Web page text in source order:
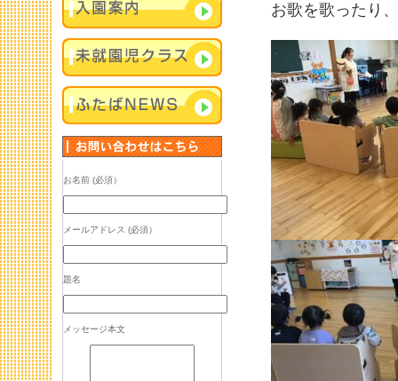
お歌を歌ったり
お名前 (必須）
メールアドレス (必須）
題名
メッセージ本文